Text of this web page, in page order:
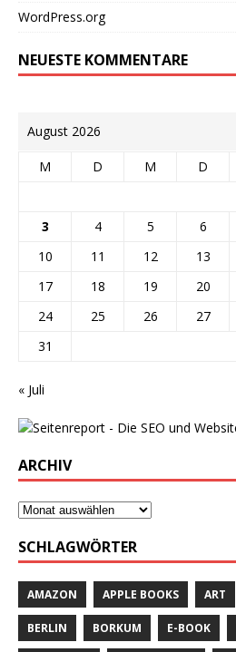
WordPress.org
NEUESTE KOMMENTARE
August 2026
M D M D
3
4 5 6
10
11 12 13
17
18 19 20
24
25 26 27
31
« Juli
ARCHIV
SCHLAGWÖRTER
AMAZON APPLE BOOKS ART
BERLIN BORKUM E-BOOK